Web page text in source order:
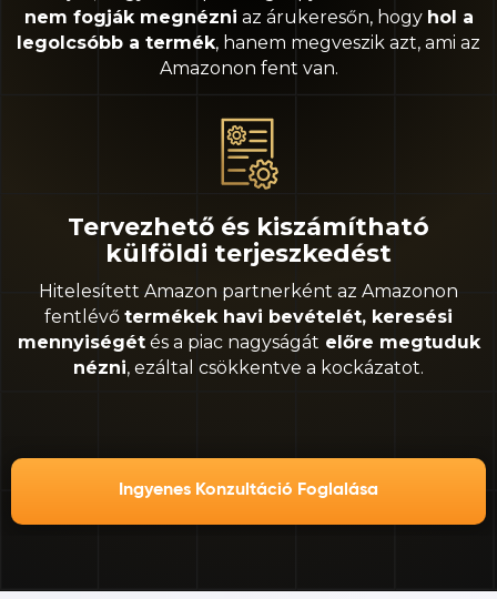
nem fogják megnézni az árukeresőn, hogy hol a
legolcsóbb a termék, hanem megveszik azt, ami az
Amazonon fent van.
Tervezhető és kiszámítható
külföldi terjeszkedést
Hitelesített Amazon partnerként az Amazonon
fentlévő termékek havi bevételét, keresési
mennyiségétés a piac nagyságát előre megtuduk
nézni, ezáltal csökkentve a kockázatot.
Ingyenes Konzultáció Foglalása